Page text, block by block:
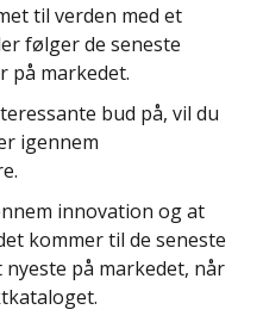
til verden med et
følger de seneste
på markedet.
bud på, vil du
igennem
innovation og at
kommer til de seneste
på markedet, når